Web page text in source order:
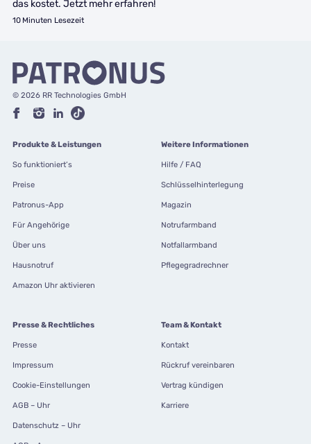
das kostet. Jetzt mehr erfahren!
10 Minuten Lesezeit
© 2026 RR Technologies GmbH
Produkte & Leistungen
So funktioniert’s
Preise
Patronus-App
Für Angehörige
Über uns
Hausnotruf
Amazon Uhr aktivieren
Weitere Informationen
Hilfe / FAQ
Schlüsselhinterlegung
Magazin
Notrufarmband
Notfallarmband
Pflegegradrechner
Presse & Rechtliches
Presse
Impressum
Cookie-Einstellungen
AGB – Uhr
Datenschutz – Uhr
Team & Kontakt
Kontakt
Rückruf vereinbaren
Vertrag kündigen
Karriere